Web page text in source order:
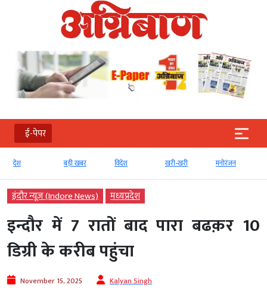
ई-पेपर
देश बड़ी खबर विदेश खरी-खरी मनोरंजन
इंदौर न्यूज़ (Indore News) मध्‍यप्रदेश
इन्दौर में 7 रातों बाद पारा बढक़र 10
डिग्री के करीब पहुंचा
November 15, 2025 Kalyan Singh